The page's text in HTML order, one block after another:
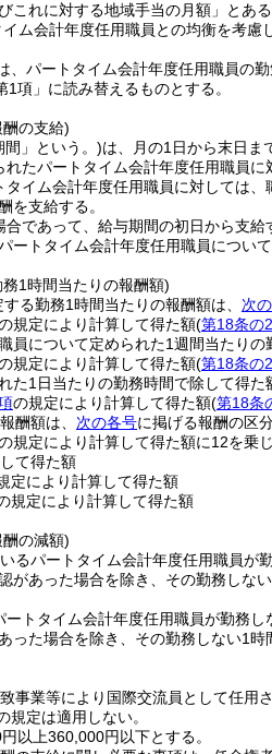
これに対する地域手当の月額」とあ
ム会計年度任用職員との均衡を考慮
、パートタイム会計年度任用職員の
項」に読み替えるものとする。
の支給)
間」という。)は、月の1日から末日ま
たパートタイム会計年度任用職員
イム会計年度任用職員に対しては
を支給する。
であって、給与期間の初日から支
ートタイム会計年度任用職員につい
1時間当たりの報酬額)
する勤務1時間当たりの報酬額は、 次
規定により計算して得た額(第18条の2
員について定められた1週間当たり
規定により計算して得た額(第18条の2
た1日当たりの勤務時間で除して得た
の規定により計算して得た額(第18条
酬額は、 次の各号に掲げる報酬の区
規定により計算して得た額に12を乗
て得た額
定により計算して得た額
規定により計算して得た額
の減額)
るパートタイム会計年度任用職員
があった場合を除き、その勤務しない
トタイム会計年度任用職員が勤務
った場合を除き、その勤務しない1時
事業等により国際交流員として任用
規定は適用しない。
以上360,000円以下とする。